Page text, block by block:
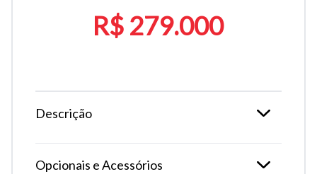
R$ 279.000
Descrição
Opcionais e Acessórios